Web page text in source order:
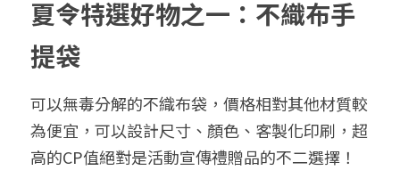
➢水洗牛皮紙袋
➢咖啡渣/軟木袋
➢化妝盥洗包/收納袋
➢皮革包袋
夏令特選好物之一：不織布手
提袋
可以無毒分解的不織布袋，價格相對其他材質較
為便宜，可以設計尺寸、顏色、客製化印刷，超
高的CP值絕對是活動宣傳禮贈品的不二選擇！